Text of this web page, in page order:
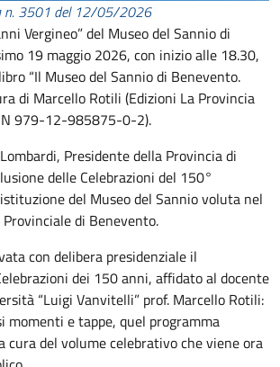
n. 3501 del 12/05/2026
Vergineo” del Museo del Sannio di
19 maggio 2026, con inizio alle 18.30,
“Il Museo del Sannio di Benevento.
di Marcello Rotili (Edizioni La Provincia
979-12-985875-0-2).
Presidente della Provincia di
delle Celebrazioni del 150°
del Museo del Sannio voluta nel
di Benevento.
con delibera presidenziale il
dei 150 anni, affidato al docente
“Luigi Vanvitelli” prof. Marcello Rotili:
momenti e tappe, quel programma
cura del volume celebrativo che viene ora